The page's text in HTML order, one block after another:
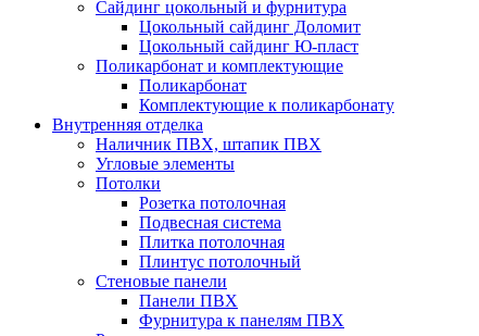
Сайдинг цокольный и фурнитура
Цокольный сайдинг Доломит
Цокольный сайдинг Ю-пласт
Поликарбонат и комплектующие
Поликарбонат
Комплектующие к поликарбонату
Внутренняя отделка
Наличник ПВХ, штапик ПВХ
Угловые элементы
Потолки
Розетка потолочная
Подвесная система
Плитка потолочная
Плинтус потолочный
Стеновые панели
Панели ПВХ
Фурнитура к панелям ПВХ